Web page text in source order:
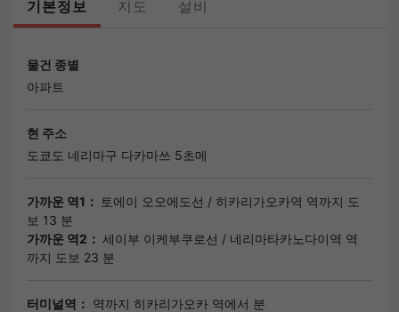
기본정보 지도 설비
물건 종별
아파트
현 주소
도쿄도 네리마구 다카마쓰 5초메
가까운 역1： 토에이 오오에도선 / 히카리가오카역 역까지 도
보 13 분
가까운 역2： 세이부 이케부쿠로선 / 네리마타카노다이역 역
까지 도보 23 분
터미널역： 역까지 히카리가오카 역에서 분